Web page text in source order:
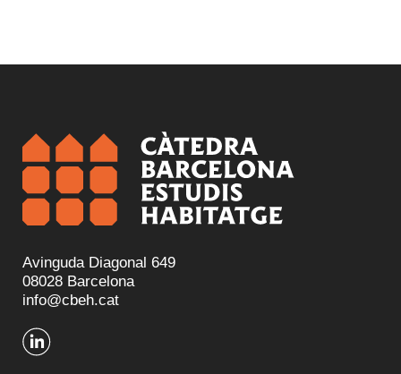
Avinguda Diagonal 649
08028 Barcelona
info@cbeh.cat